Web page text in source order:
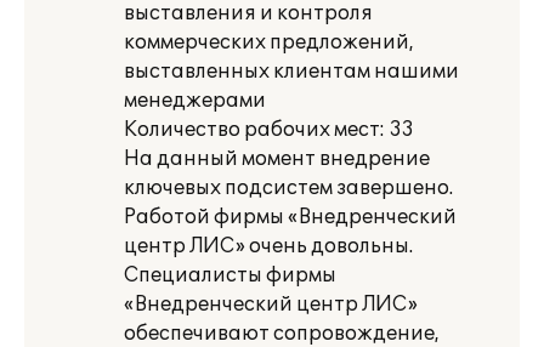
выставления и контроля
коммерческих предложений,
выставленных клиентам нашими
менеджерами
Количество рабочих мест: 33
На данный момент внедрение
ключевых подсистем завершено.
Работой фирмы «Внедренческий
центр ЛИС» очень довольны.
Специалисты фирмы
«Внедренческий центр ЛИС»
обеспечивают сопровождение,